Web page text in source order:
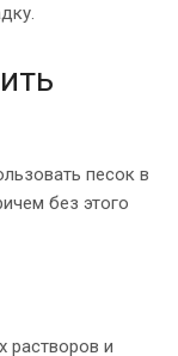
песок в
без этого
растворов и